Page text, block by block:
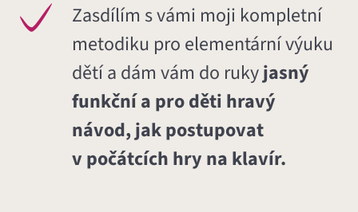
Zasdílím s vámi moji kompletní
metodiku pro elementární výuku
dětí a dám vám do rukyjasný
funkční a pro děti hravý
návod, jak postupovat
v počátcích hry na klavír.